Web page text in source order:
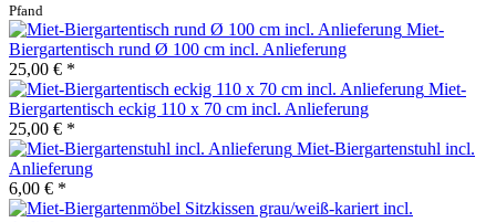
Pfand
Miet-
Biergartentisch rund Ø 100 cm incl. Anlieferung
25,00 € *
Miet-
Biergartentisch eckig 110 x 70 cm incl. Anlieferung
25,00 € *
Miet-Biergartenstuhl incl.
Anlieferung
6,00 € *